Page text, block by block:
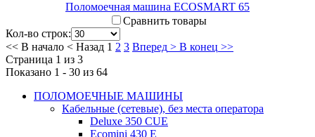
Поломоечная машина ECOSMART 65
Сравнить товары
Кол-во строк:
<< В начало < Назад 1 2 3 Вперед > В конец >>
Страница 1 из 3
Показано 1 - 30 из 64
ПОЛОМОЕЧНЫЕ МАШИНЫ
Кабельные (сетевые), без места оператора
Deluxe 350 CUE
Ecomini 430 Е